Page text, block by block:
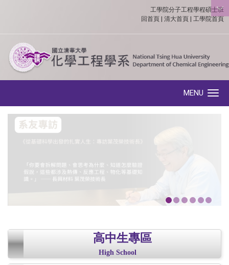
:::
工學院分子工程學程碩士班
回首頁
清大首頁 工學院首頁
MENU
高中生專區
High School